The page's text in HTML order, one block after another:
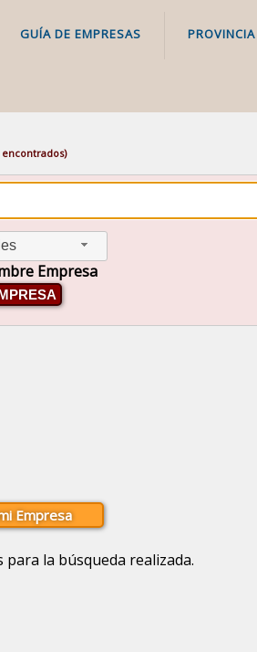
GUÍA DE EMPRESAS PROVINCIA
encontrados)
Empresa
Empresa
la búsqueda realizada.